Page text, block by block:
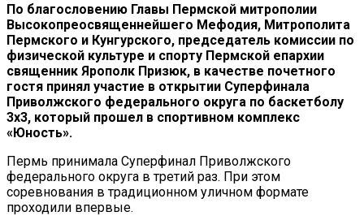
По благословению Главы Пермской митрополии
Высокопреосвященнейшего Мефодия, Митрополита
Пермского и Кунгурского, председатель комиссии по
физической культуре и спорту Пермской епархии
священник Ярополк Призюк, в качестве почетного
гостя принял участие в открытии Суперфинала
Приволжского федерального округа по баскетболу
3х3, который прошел в спортивном комплекс
«Юность».
Пермь принимала Суперфинал Приволжского
федерального округа в третий раз. При этом
соревнования в традиционном уличном формате
проходили впервые.